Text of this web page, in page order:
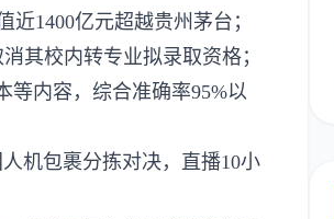
1400亿元超越贵州茅台；
其校内转专业拟录取资格；
等内容，综合准确率95%以
机包裹分拣对决，直播10小